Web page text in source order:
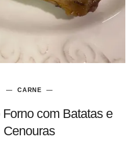
CARNE
com Batatas e
Cenouras